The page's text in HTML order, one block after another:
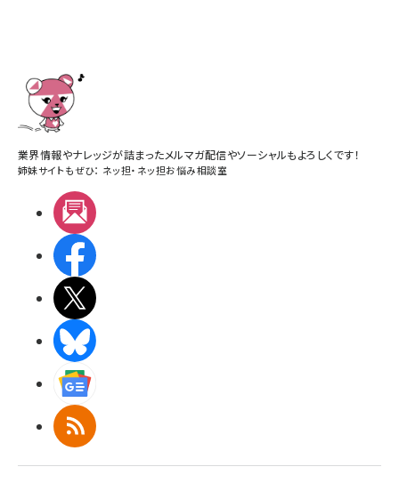
業界情報やナレッジが詰まったメルマガ配信やソーシャルもよろしくです！
姉妹サイトもぜひ： ネッ担・ ネッ担お悩み相談室
RSS